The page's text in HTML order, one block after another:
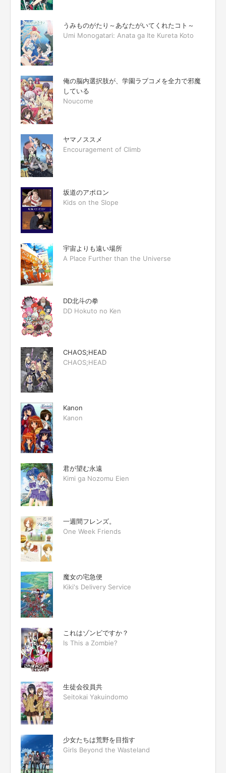
うみものがたり～あなたがいてくれたコト～
Umi Monogatari: Anata ga Ite Kureta Koto
俺の脳内選択肢が、学園ラブコメを全力で邪魔
している
Noucome
ヤマノススメ
Encouragement of Climb
坂道のアポロン
Kids on the Slope
宇宙よりも遠い場所
A Place Further than the Universe
DD北斗の拳
DD Hokuto no Ken
CHAOS;HEAD
CHAOS;HEAD
Kanon
Kanon
君が望む永遠
Kimi ga Nozomu Eien
一週間フレンズ。
One Week Friends
魔女の宅急便
Kiki's Delivery Service
これはゾンビですか？
Is This a Zombie?
生徒会役員共
Seitokai Yakuindomo
少女たちは荒野を目指す
Girls Beyond the Wasteland